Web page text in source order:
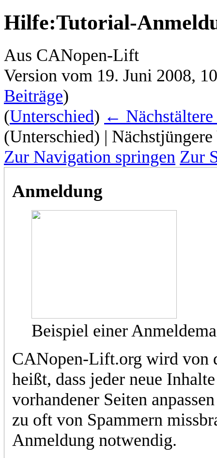
Hilfe:Tutorial-
Aus CANopen-Lift
Version vom 19. Juni 2008,
Beiträge)
(Unterschied) ← Nächstältere
(Unterschied) |
Zur Navigation springen Zur
Anmeldung
Beispiel einer
CANopen-Lift.org wird von
heißt, dass jeder neue
vorhandener Seiten
zu oft von Spammern
Anmeldung notwendig.